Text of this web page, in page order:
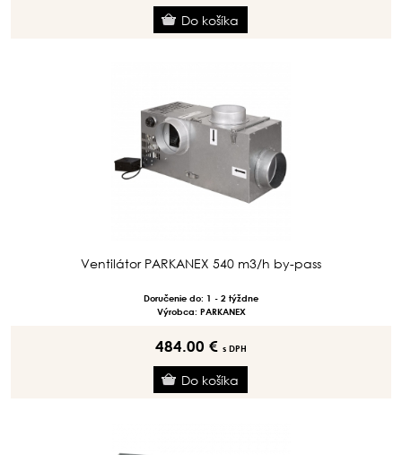
Ventilátor PARKANEX 540 m3/h by-pass
Doručenie do: 1 - 2 týždne
Výrobca: PARKANEX
484.00 € s DPH